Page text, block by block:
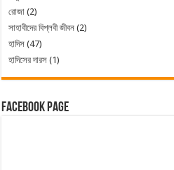
রোজা (2)
সাহাবীদের বিপ্লবী জীবন (2)
হাদিস (47)
হাদিসের দারস (1)
Facebook Page